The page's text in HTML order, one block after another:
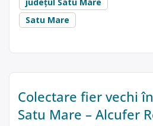
Satu Mare
Colectare fier vechi în
Satu Mare – Alcufer